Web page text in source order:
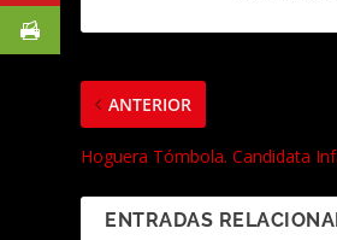
ANTERIOR
Hoguera Tómbola. Candidata
ENTRADAS